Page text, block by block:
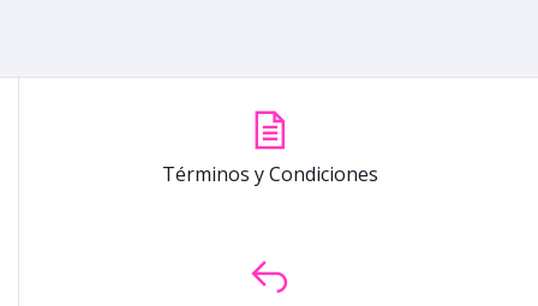
Términos y Condiciones